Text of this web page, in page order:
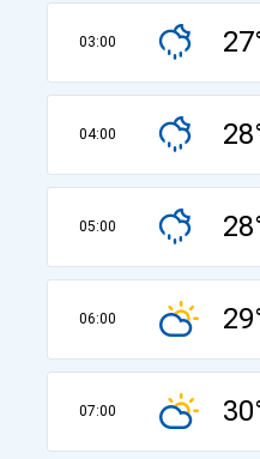
03:00
04:00
05:00
06:00
07:00